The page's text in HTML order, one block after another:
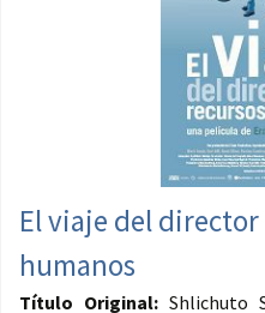
El viaje del director
humanos
Título Original: Shlichuto